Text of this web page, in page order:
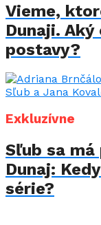
Vieme,
Dunaji.
postavy?
Exkluzívne
Sľub sa
Dunaj:
série?